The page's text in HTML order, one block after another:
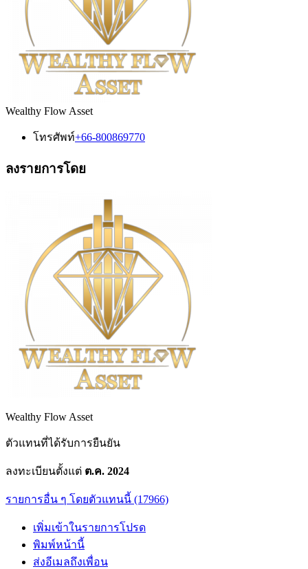
Wealthy Flow Asset
โทรศัพท์+66-800869770
ลงรายการโดย
Wealthy Flow Asset
ตัวแทนที่ได้รับการยืนยัน
ลงทะเบียนตั้งแต่ ต.ค. 2024
รายการอื่น ๆ โดยตัวแทนนี้ (17966)
เพิ่มเข้าในรายการโปรด
พิมพ์หน้านี้
ส่งอีเมลถึงเพื่อน